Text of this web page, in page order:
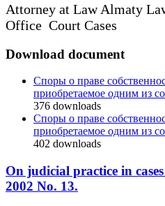
Attorney at Law Almaty
Office Court Cases
Download document
Споры о праве
приобретаемое одним из
376 downloads
Споры о праве
приобретаемое одним из
402 downloads
On judicial practice in
2002 No. 13.